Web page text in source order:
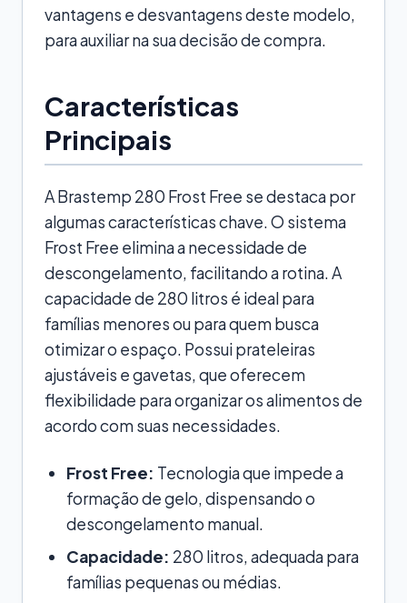
vantagens e desvantagens deste modelo,
para auxiliar na sua decisão de compra.
Características
Principais
A Brastemp 280 Frost Free se destaca por
algumas características chave. O sistema
Frost Free elimina a necessidade de
descongelamento, facilitando a rotina. A
capacidade de 280 litros é ideal para
famílias menores ou para quem busca
otimizar o espaço. Possui prateleiras
ajustáveis e gavetas, que oferecem
flexibilidade para organizar os alimentos de
acordo com suas necessidades.
Frost Free: Tecnologia que impede a
formação de gelo, dispensando o
descongelamento manual.
Capacidade: 280 litros, adequada para
famílias pequenas ou médias.